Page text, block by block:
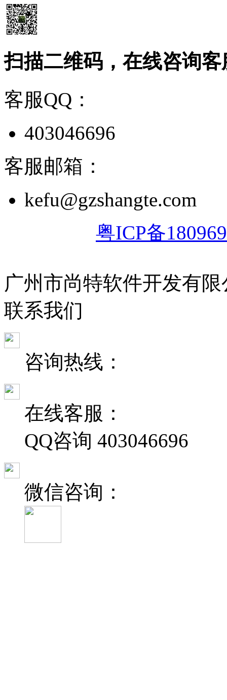
扫描二维码，在线咨询客
客服QQ：
403046696
客服邮箱：
kefu@gzshangte.com
粤ICP备
广州市尚特软件开发有限
联系我们
咨询热线：
在线客服：
QQ咨询 403046696
微信咨询：